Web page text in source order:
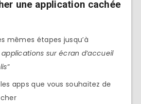
une application cachée
mêmes étapes jusqu’à
applications surécran d’accueil
”
apps que vous souhaitez de